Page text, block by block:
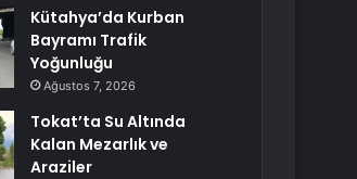
Kütahya’da Kurban
Bayramı Trafik
Yoğunluğu
Ağustos 7, 2026
Tokat’ta Su Altında
Kalan Mezarlık ve
Araziler